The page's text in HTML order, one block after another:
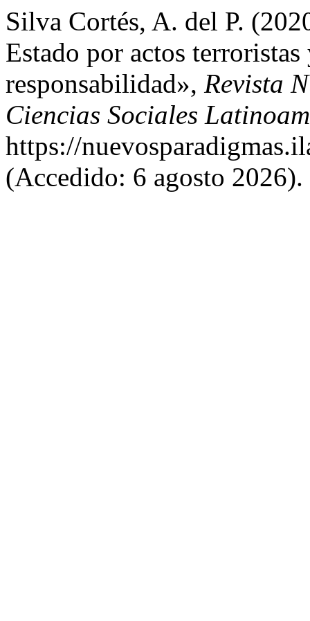
Silva Cortés, A. del P.
Estado por actos
responsabilidad», Revista
Ciencias Sociales
https://
(Accedido: 6 agosto 2026).